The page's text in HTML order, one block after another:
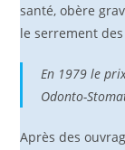
santé, obère
le serrement
En 1979 le
Odonto-
Après des